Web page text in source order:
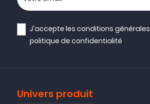
J'accepte lesconditions générales
politique de confidentialité
Univers produit